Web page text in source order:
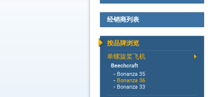
经销商列表
按品牌浏览
单螺旋桨飞机
Beechcraft
- Bonanza 35
- Bonanza 36
- Bonanza 33